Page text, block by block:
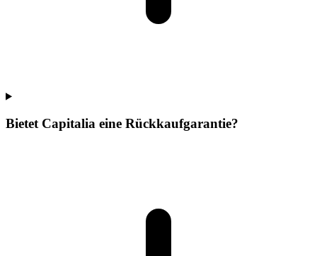
Bietet Capitalia eine Rückkaufgarantie?